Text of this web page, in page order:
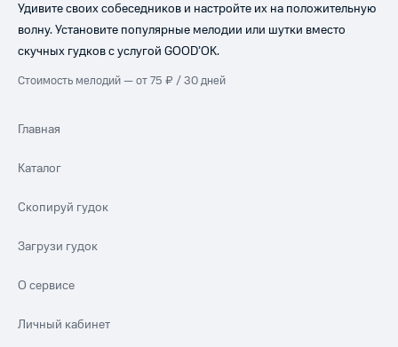
Удивите своих собеседников и настройте их на положительную
волну. Установите популярные мелодии или шутки вместо
скучных гудков с услугой GOOD’OK.
Стоимость мелодий — от 75 ₽ / 30 дней
Главная
Каталог
Скопируй гудок
Загрузи гудок
О сервисе
Личный кабинет